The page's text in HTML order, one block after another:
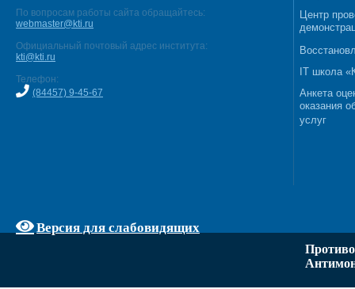
По вопросам работы сайта обращайтесь:
webmaster@kti.ru
Официальный почтовый адрес института:
kti@kti.ru
Телефон:
(84457) 9-45-67
Версия для слабовидящих
Центр
IT школа
Анкета
оказания
услуг